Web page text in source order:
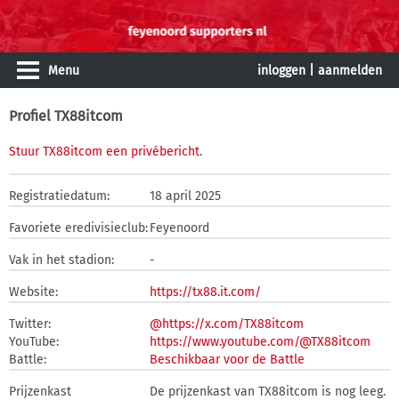
Menu inloggen aanmelden
Profiel TX88itcom
Stuur TX88itcom een privébericht.
Registratiedatum: 18 april 2025
Favoriete eredivisieclub:Feyenoord
Vak in het stadion: -
Website: https://tx88.it.com/
Twitter:
@https://x.com/TX88itcom
YouTube:
https://www.youtube.com/@TX88itcom
Battle:
Beschikbaar voor de Battle
Prijzenkast De prijzenkast van TX88itcom is nog leeg.